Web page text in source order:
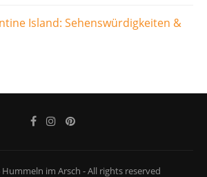
Island: Sehenswürdigkeiten &
im Arsch - All rights reserved